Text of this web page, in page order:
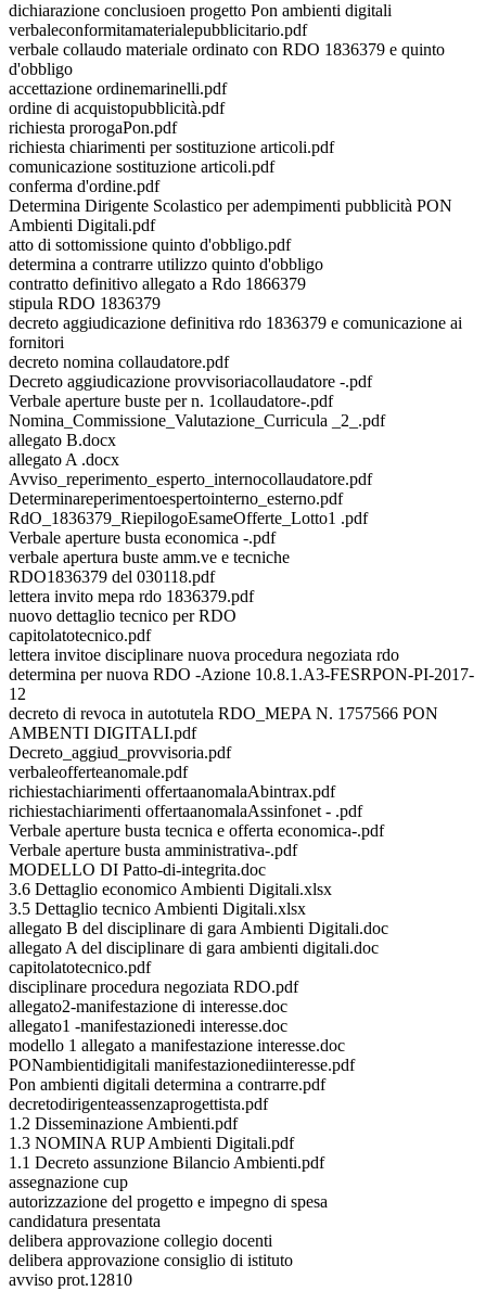
dichiarazione conclusioen progetto Pon ambienti digitali
verbaleconformitamaterialepubblicitario.pdf
verbale collaudo materiale ordinato con RDO 1836379 e quinto
d'obbligo
accettazione ordinemarinelli.pdf
ordine di acquistopubblicità.pdf
richiesta prorogaPon.pdf
richiesta chiarimenti per sostituzione articoli.pdf
comunicazione sostituzione articoli.pdf
conferma d'ordine.pdf
Determina Dirigente Scolastico per adempimenti pubblicità PON
Ambienti Digitali.pdf
atto di sottomissione quinto d'obbligo.pdf
determina a contrarre utilizzo quinto d'obbligo
contratto definitivo allegato a Rdo 1866379
stipula RDO 1836379
decreto aggiudicazione definitiva rdo 1836379 e comunicazione ai
fornitori
decreto nomina collaudatore.pdf
Decreto aggiudicazione provvisoriacollaudatore -.pdf
Verbale aperture buste per n. 1collaudatore-.pdf
Nomina_Commissione_Valutazione_Curricula _2_.pdf
allegato B.docx
allegato A .docx
Avviso_reperimento_esperto_internocollaudatore.pdf
Determinareperimentoespertointerno_esterno.pdf
RdO_1836379_RiepilogoEsameOfferte_Lotto1 .pdf
Verbale aperture busta economica -.pdf
verbale apertura buste amm.ve e tecniche
RDO1836379 del 030118.pdf
lettera invito mepa rdo 1836379.pdf
nuovo dettaglio tecnico per RDO
capitolatotecnico.pdf
lettera invitoe disciplinare nuova procedura negoziata rdo
determina per nuova RDO -Azione 10.8.1.A3-FESRPON-PI-2017-
12
decreto di revoca in autotutela RDO_MEPA N. 1757566 PON
AMBENTI DIGITALI.pdf
Decreto_aggiud_provvisoria.pdf
verbaleofferteanomale.pdf
richiestachiarimenti offertaanomalaAbintrax.pdf
richiestachiarimenti offertaanomalaAssinfonet - .pdf
Verbale aperture busta tecnica e offerta economica-.pdf
Verbale aperture busta amministrativa-.pdf
MODELLO DI Patto-di-integrita.doc
3.6 Dettaglio economico Ambienti Digitali.xlsx
3.5 Dettaglio tecnico Ambienti Digitali.xlsx
allegato B del disciplinare di gara Ambienti Digitali.doc
allegato A del disciplinare di gara ambienti digitali.doc
capitolatotecnico.pdf
disciplinare procedura negoziata RDO.pdf
allegato2-manifestazione di interesse.doc
allegato1 -manifestazionedi interesse.doc
modello 1 allegato a manifestazione interesse.doc
PONambientidigitali manifestazionediinteresse.pdf
Pon ambienti digitali determina a contrarre.pdf
decretodirigenteassenzaprogettista.pdf
1.2 Disseminazione Ambienti.pdf
1.3 NOMINA RUP Ambienti Digitali.pdf
1.1 Decreto assunzione Bilancio Ambienti.pdf
assegnazione cup
autorizzazione del progetto e impegno di spesa
candidatura presentata
delibera approvazione collegio docenti
delibera approvazione consiglio di istituto
avviso prot.12810